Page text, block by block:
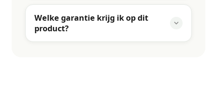
Welke garantie krijg ik op dit
product?